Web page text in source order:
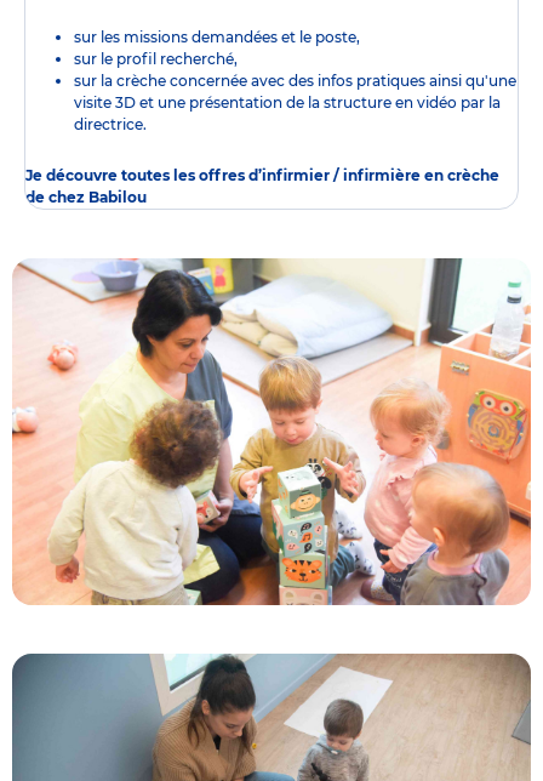
sur les missions demandées et le poste,
sur le profil recherché,
sur la crèche concernée avec des infos pratiques ainsi qu'une
visite 3D et une présentation de la structure en vidéo par la
directrice.
Je découvre toutes les offres d’infirmier / infirmière en crèche
de chez Babilou